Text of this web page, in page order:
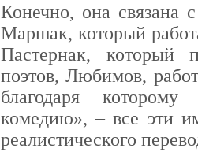
Конечно, она связана
Маршак, который
Пастернак, который
поэтов, Любимов,
благодаря
комедию», – все эти
реалистического